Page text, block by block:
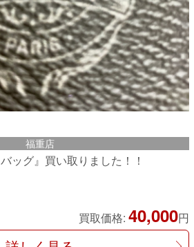
福重店
ッグ』買い取りました！！
買取価格: 40,000円